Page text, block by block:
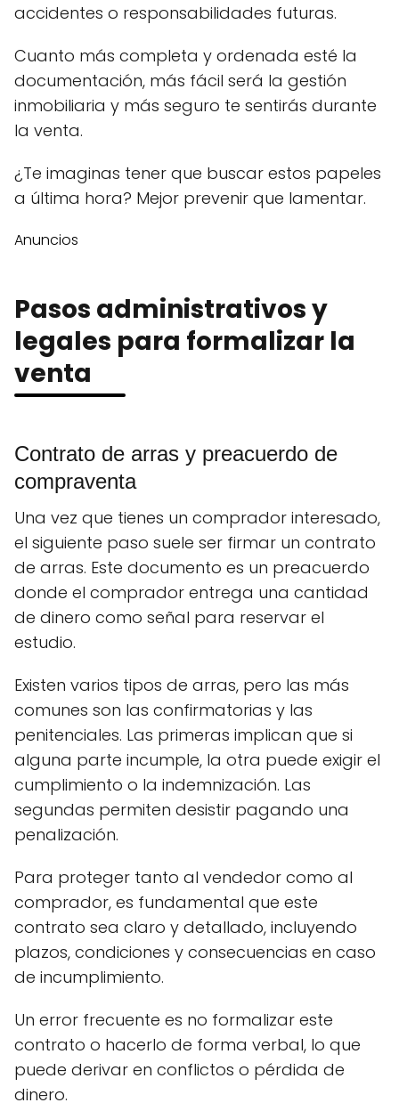
accidentes o responsabilidades futuras.
Cuanto más completa y ordenada esté la
documentación, más fácil será la gestión
inmobiliaria y más seguro te sentirás durante
la venta.
¿Te imaginas tener que buscar estos papeles
a última hora? Mejor prevenir que lamentar.
Anuncios
Pasos administrativos y
legales para formalizar la
venta
Contrato de arras y preacuerdo de
compraventa
Una vez que tienes un comprador interesado,
el siguiente paso suele ser firmar un contrato
de arras. Este documento es un preacuerdo
donde el comprador entrega una cantidad
de dinero como señal para reservar el
estudio.
Existen varios tipos de arras, pero las más
comunes son las confirmatorias y las
penitenciales. Las primeras implican que si
alguna parte incumple, la otra puede exigir el
cumplimiento o la indemnización. Las
segundas permiten desistir pagando una
penalización.
Para proteger tanto al vendedor como al
comprador, es fundamental que este
contrato sea claro y detallado, incluyendo
plazos, condiciones y consecuencias en caso
de incumplimiento.
Un error frecuente es no formalizar este
contrato o hacerlo de forma verbal, lo que
puede derivar en conflictos o pérdida de
dinero.